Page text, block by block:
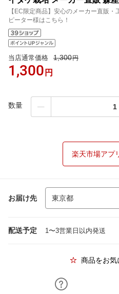
【EC限定商品】安心のメーカー直販
ピーター様はこちら！
当店通常価格 1,300円
1,300 円
数量
楽天市場アプ
お届け先
配送予定 1〜3営業日以内発送
商品をお気